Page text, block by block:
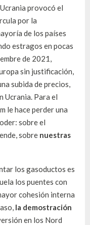
provocó el
por la
de los países
estragos en pocas
de 2021,
sin justificación,
subida de precios,
Ucrania. Para el
le hace perder una
sobre el
sobre nuestras
los gasoductos es
los puentes con
cohesión interna
la demostración
en los Nord